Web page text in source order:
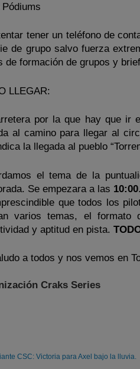
Pódiums
tener un teléfono de
de grupo salvo fuerza
de formación de grupos y
LLEGAR:
por la que hay que ir
al camino para llegar al
la llegada al pueblo
el tema de la
Se empezara a las 10:00.
que todos los
varios temas, el formato
y aptitud en pista.
a todos y nos vemos en
Craks Series
CSC: Victoria para Axel bajo la lluvia.